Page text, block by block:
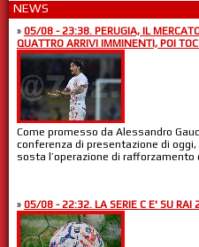
NEWS
» 05/08 - 23:38. PERUGIA, IL
QUATTRO ARRIVI IMMINENTI, POI
Come promesso da Alessandro
conferenza di presentazione di
sosta l’operazione di rafforzamento
» 05/08 - 22:32. LA SERIE C E' SU RAI